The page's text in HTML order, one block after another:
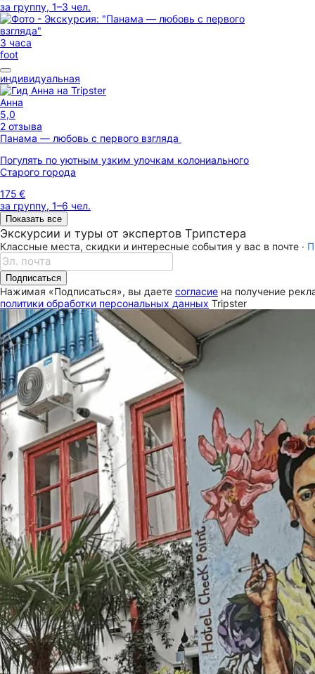
за группу, 1–3 чел.
3 часа
foot
индивидуальная
Анна
5,0
2 отзыва
Панама — любовь с первого взгляда
Погулять по уютным узким улочкам колониального
Старого города
175 €
за группу, 1–6 чел.
Показать все
Экскурсии и туры от экспертов Трипстера
Классные места, скидки и интересные события у вас в почте ·
Подписаться
Нажимая «Подписаться», вы даете согласие на получение
политики обработки персональных данных Tripster